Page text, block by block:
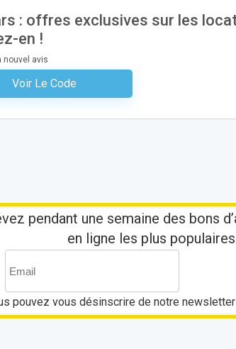
: offres exclusives sur les
en !
nouvel avis
Voir Le Code
Aucun Code N'est Nécessaire
pendant une semaine des bons
en ligne les plus
pouvez vous désinscrire de notre